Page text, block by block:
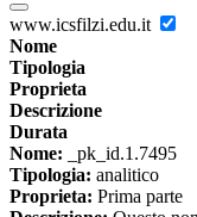
www.icsfilzi.edu.it
Nome
Tipologia
Proprieta
Descrizione
Durata
Nome: _pk_id.1.7495
Tipologia: analitico
Proprieta: Prima parte